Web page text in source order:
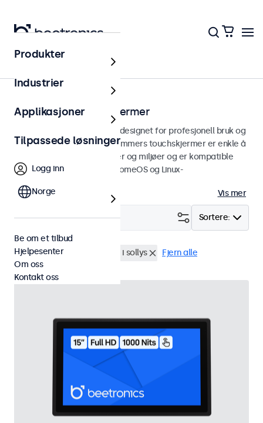
Touchskjermer
15 tommers touchskjermer
15 tommers touchskjermer designet for profesjonell bruk og
kontinuerlig bruk. Våre 15 tommers touchskjermer er enkle å
integrere i alle applikasjoner og miljøer og er kompatible
med Windows, macOS, ChromeOS og Linux-
Vis mer
Sortere:
Filter (1)
15" touchskjermer Lesbar i sollys Fjern alle
Produkter
Industrier
Applikasjoner
Tilpassede løsninger
Logg inn
Norge
Be om et tilbud
Hjelpesenter
Om oss
Kontakt oss